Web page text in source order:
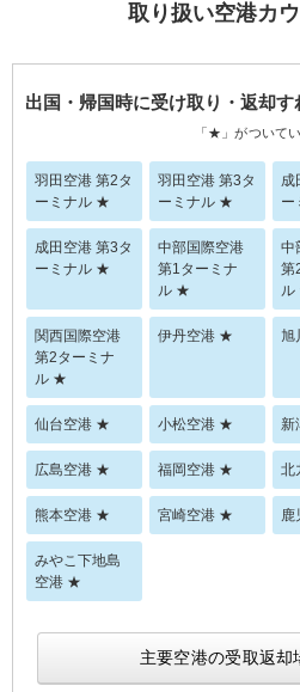
取り扱い空港カ
出国・帰国時に受け取り・返却す
「★」がついて
羽田空港 第2タ
ーミナル ★
羽田空港 第3タ
ーミナル ★
成
ー
成田空港 第3タ
ーミナル ★
中部国際空港
第1ターミナ
ル ★
中
第
関西国際空港
第2ターミナ
ル ★
伊丹空港 ★ 旭
仙台空港 ★ 小松空港 ★ 新
広島空港 ★ 福岡空港 ★ 北
熊本空港 ★ 宮崎空港 ★ 鹿
みやこ下地島
空港 ★
主要空港の受取返却